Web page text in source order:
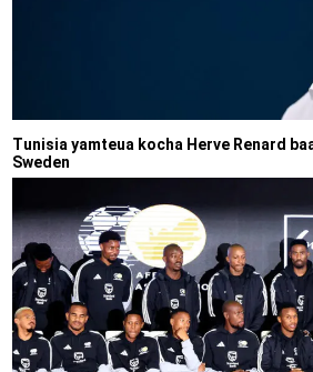
Tunisia yamteua kocha Herve Renard
Sweden